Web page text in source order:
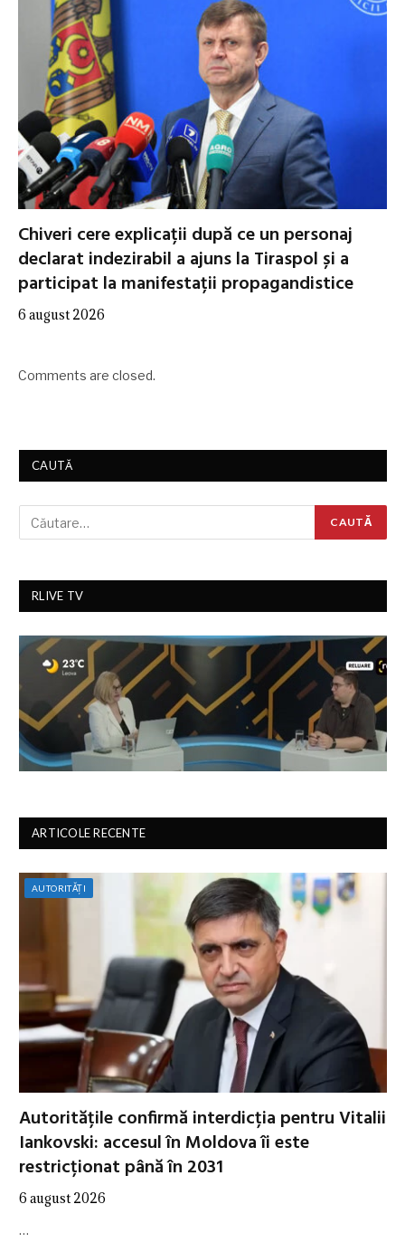
Chiveri cere explicații după ce un personaj
declarat indezirabil a ajuns la Tiraspol și a
participat la manifestații propagandistice
6 august 2026
Comments are closed.
CAUTĂ
RLIVE TV
ARTICOLE RECENTE
AUTORITĂȚI
Autoritățile confirmă interdicția pentru Vitalii
Iankovski: accesul în Moldova îi este
restricționat până în 2031
6 august 2026
…